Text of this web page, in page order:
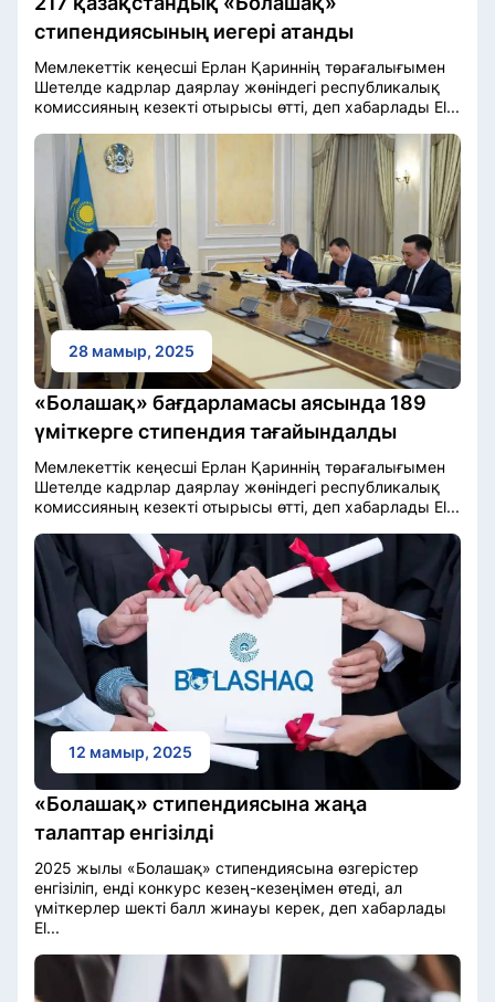
стипендиясының иегері атанды
Мемлекеттік кеңесші Ерлан Қариннің төрағалығымен
Шетелде кадрлар даярлау жөніндегі республикалық
комиссияның кезекті отырысы өтті, деп хабарлады El...
28 мамыр, 2025
«Болашақ» бағдарламасы аясында 189
үміткерге стипендия тағайындалды
Мемлекеттік кеңесші Ерлан Қариннің төрағалығымен
Шетелде кадрлар даярлау жөніндегі республикалық
комиссияның кезекті отырысы өтті, деп хабарлады El...
12 мамыр, 2025
«Болашақ» стипендиясына жаңа
талаптар енгізілді
2025 жылы «Болашақ» стипендиясына өзгерістер
енгізіліп, енді конкурс кезең-кезеңімен өтеді, ал
үміткерлер шекті балл жинауы керек, деп хабарлады
El...